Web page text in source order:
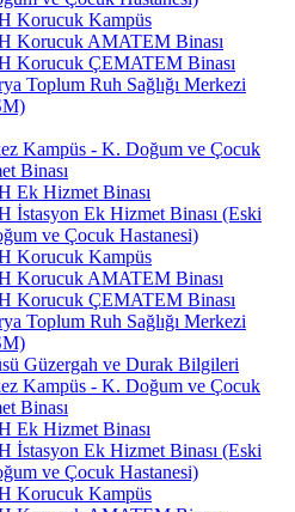
Korucuk Kampüs
Korucuk AMATEM Binası
Korucuk ÇEMATEM Binası
Toplum Ruh Sağlığı Merkezi
Kampüs - K. Doğum ve Çocuk
Binası
Ek Hizmet Binası
İstasyon Ek Hizmet Binası (Eski
ve Çocuk Hastanesi)
Korucuk Kampüs
Korucuk AMATEM Binası
Korucuk ÇEMATEM Binası
Toplum Ruh Sağlığı Merkezi
Güzergah ve Durak Bilgileri
Kampüs - K. Doğum ve Çocuk
Binası
Ek Hizmet Binası
İstasyon Ek Hizmet Binası (Eski
ve Çocuk Hastanesi)
Korucuk Kampüs